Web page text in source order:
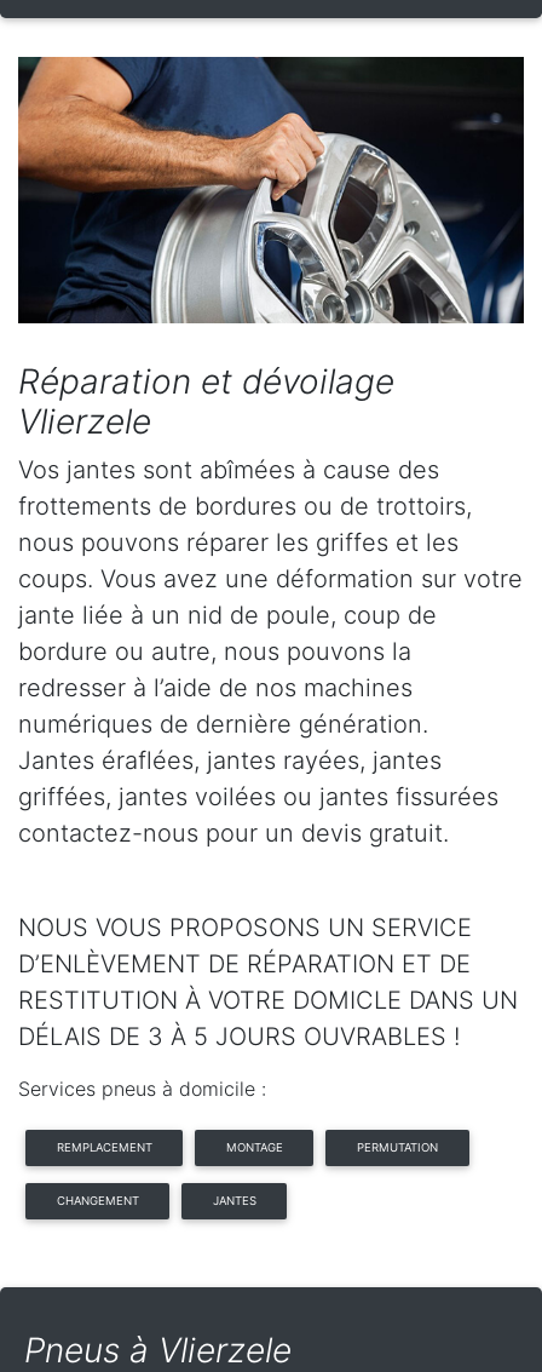
Réparation et dévoilage
Vlierzele
Vos jantes sont abîmées à cause des
frottements de bordures ou de trottoirs,
nous pouvons réparer les griffes et les
coups. Vous avez une déformation sur votre
jante liée à un nid de poule, coup de
bordure ou autre, nous pouvons la
redresser à l’aide de nos machines
numériques de dernière génération.
Jantes éraflées, jantes rayées, jantes
griffées, jantes voilées ou jantes fissurées
contactez-nous pour un devis gratuit.
NOUS VOUS PROPOSONS UN SERVICE
D’ENLÈVEMENT DE RÉPARATION ET DE
RESTITUTION À VOTRE DOMICLE DANS UN
DÉLAIS DE 3 À 5 JOURS OUVRABLES !
Services pneus à domicile :
REMPLACEMENT MONTAGE PERMUTATION
CHANGEMENT JANTES
Pneus à Vlierzele